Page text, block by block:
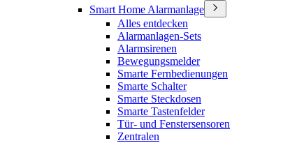
Smart Home Alarmanlage
Alles entdecken
Alarmanlagen-Sets
Alarmsirenen
Bewegungsmelder
Smarte Fernbedienungen
Smarte Schalter
Smarte Steckdosen
Smarte Tastenfelder
Tür- und Fenstersensoren
Zentralen